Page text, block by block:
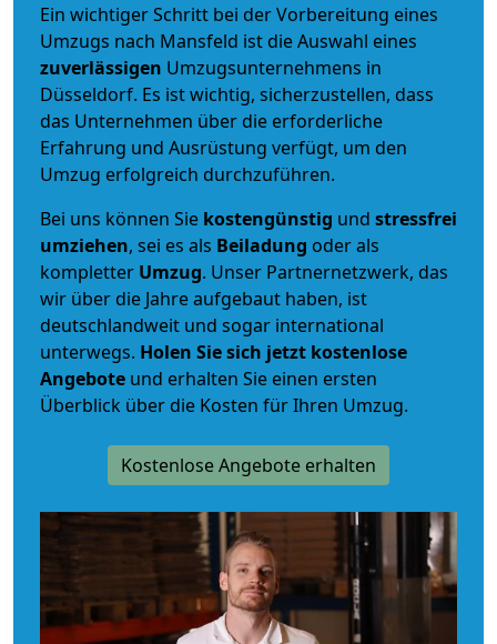
Ein wichtiger Schritt bei der Vorbereitung eines
Umzugs nach Mansfeld ist die Auswahl eines
zuverlässigen Umzugsunternehmens in
Düsseldorf. Es ist wichtig, sicherzustellen, dass
das Unternehmen über die erforderliche
Erfahrung und Ausrüstung verfügt, um den
Umzug erfolgreich durchzuführen.
Bei uns können Sie kostengünstig und stressfrei
umziehen, sei es als Beiladung oder als
kompletter Umzug. Unser Partnernetzwerk, das
wir über die Jahre aufgebaut haben, ist
deutschlandweit und sogar international
unterwegs. Holen Sie sich jetzt kostenlose
Angebote und erhalten Sie einen ersten
Überblick über die Kosten für Ihren Umzug.
Kostenlose Angebote erhalten